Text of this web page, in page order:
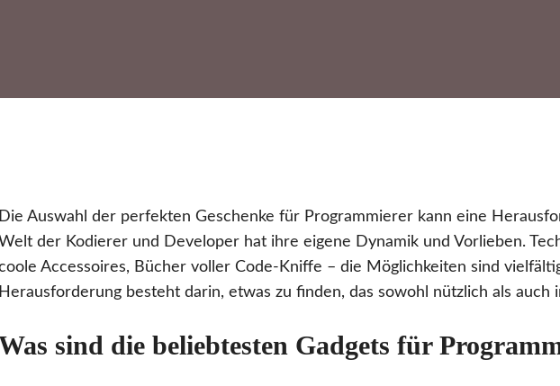
Die Auswahl der perfekten Geschenke für Programmierer kann eine
der Kodierer und Developer hat ihre eigene Dynamik und Vorlieben.
Accessoires, Bücher voller Code-Kniffe – die Möglichkeiten sind
Herausforderung besteht darin, etwas zu finden, das sowohl nützlich als auch
sind die beliebtesten Gadgets für